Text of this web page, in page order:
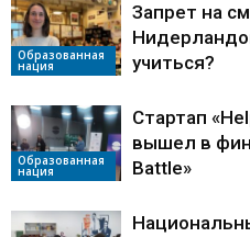
Образованная
нация
Запрет на
учиться?
Образованная
нация
Стартап
вышел в
Battle»